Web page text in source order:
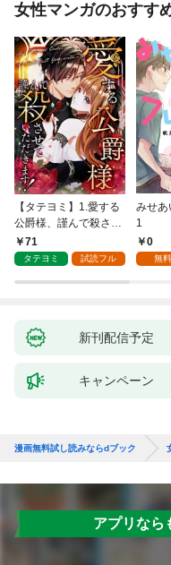
女性マンガのおすす
【タテヨミ】1.愛する
公爵様、謹んで殺させ
ていただきます！
71
タテヨミ 試読フル
みせあ
1
0
無料
新刊配信予定
キャンペーン
漫画無料試し読みならdブック
アプリなら